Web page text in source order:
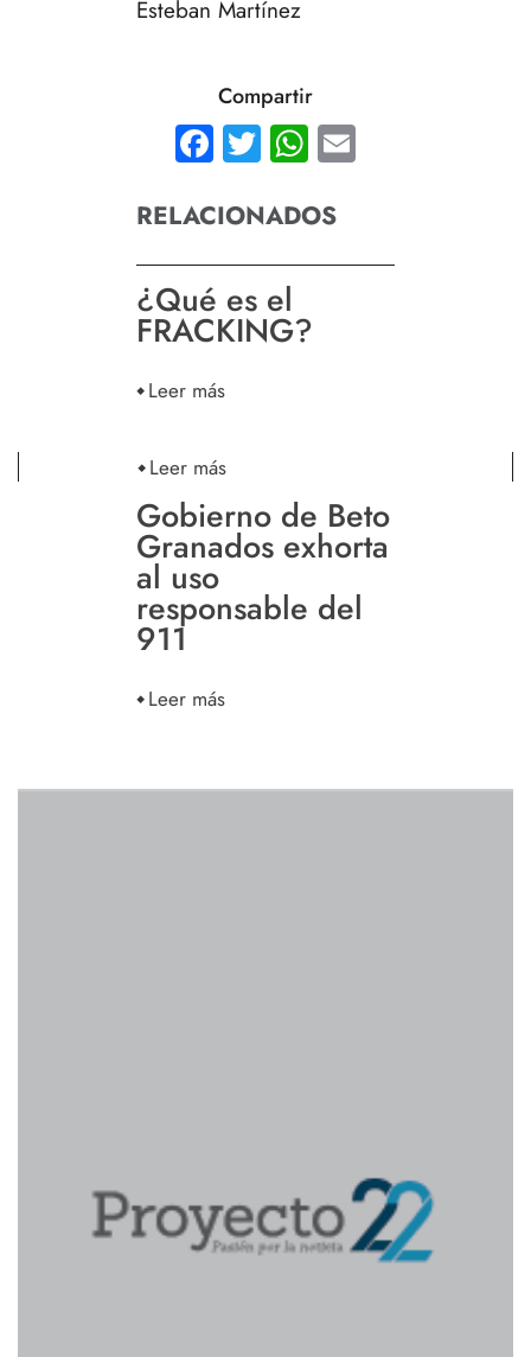
Esteban Martínez
Compartir
Facebook
TwitterWhatsApp
RELACIONADOS
¿Qué es el
FRACKING?
Leer más
Leer más
Gobierno de Beto
Granados exhorta
al uso
responsable del
911
Leer más